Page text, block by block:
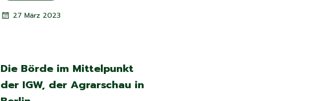
27 März 2023
Die Börde im Mittelpunkt
der IGW, der Agrarschau in